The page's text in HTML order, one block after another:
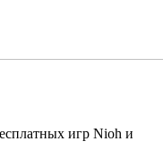
игр Nioh и